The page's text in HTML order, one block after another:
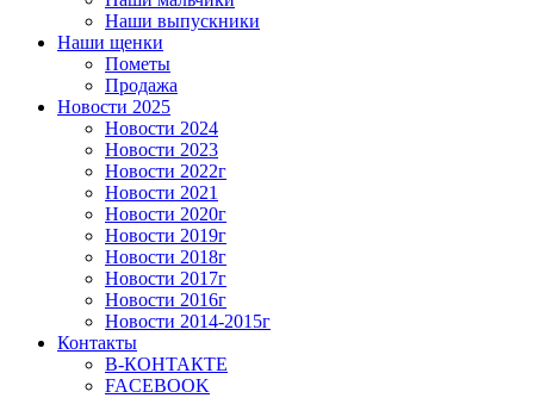
Наши выпускники
Наши щенки
Пометы
Продажа
Новости 2025
Новости 2024
Новости 2023
Новости 2022г
Новости 2021
Новости 2020г
Новости 2019г
Новости 2018г
Новости 2017г
Новости 2016г
Новости 2014-2015г
Контакты
В-КОНТАКТЕ
FACEBOOK